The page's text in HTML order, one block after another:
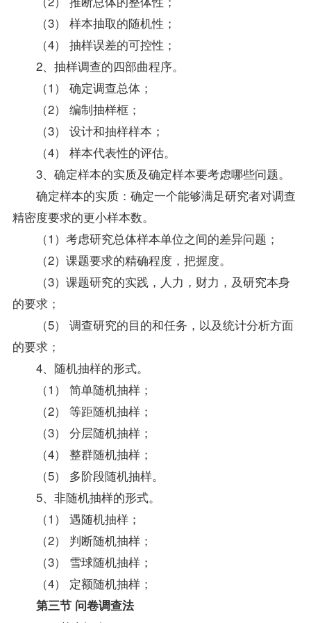
（3） 样本抽取的随机性；
（4） 抽样误差的可控性；
2、抽样调查的四部曲程序。
（1） 确定调查总体；
（2） 编制抽样框；
（3） 设计和抽样样本；
（4） 样本代表性的评估。
3、确定样本的实质及确定样本要考虑哪些问题。
确定样本的实质：确定一个能够满足研究者对调查
精密度要求的更小样本数。
（1）考虑研究总体样本单位之间的差异问题；
（2）课题要求的精确程度，把握度。
（3）课题研究的实践，人力，财力，及研究本身
的要求；
（5） 调查研究的目的和任务，以及统计分析方面
的要求；
4、随机抽样的形式。
（1） 简单随机抽样；
（2） 等距随机抽样；
（3） 分层随机抽样；
（4） 整群随机抽样；
（5） 多阶段随机抽样。
5、非随机抽样的形式。
（1） 遇随机抽样；
（2） 判断随机抽样；
（3） 雪球随机抽样；
（4） 定额随机抽样；
第三节 问卷调查法